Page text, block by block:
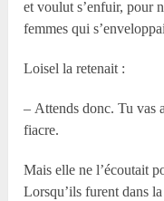
et voulut s’enfuir, pour
femmes qui
Loisel la retenait :
– Attends donc. Tu vas
fiacre.
Mais elle ne l’écoutait
Lorsqu’ils furent dans